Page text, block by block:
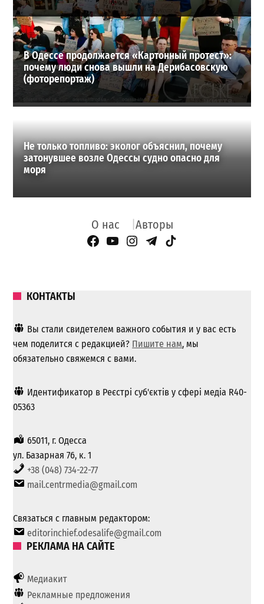
В Одессе продолжается «Картонный протест»:
почему люди снова вышли на Дерибасовскую
(фоторепортаж)
Не только топливо: эколог объяснил, почему
затонувшее возле Одессы судно опасно для
моря
О нас Авторы
Facebook Page
YouTube
Instagram
Telegram
TikTok
КОНТАКТЫ
Вы стали свидетелем важного события и у вас есть
чем поделится с редакцией? Пишите нам, мы
обязательно свяжемся с вами.
Идентификатор в Реєстрі суб'єктів у сфері медіа R40-
05363
65011, г. Одесса
ул. Базарная 76, к. 1
+38 (048) 734-22-77
mail.centrmedia@gmail.com
Связаться с главным редактором:
editorinchief.odesalife@gmail.com
РЕКЛАМА НА САЙТЕ
Медиакит
Рекламные предложения